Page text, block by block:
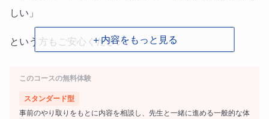
しい」
という方もご安心ください。
生徒様の「どこからわからなくなったのか」を一緒に探
＋内容をもっと見る
このコースの無料体験
スタンダード型
事前のやり取りをもとに内容を相談し、先生と一緒に進める一般的な体